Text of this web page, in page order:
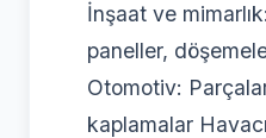
İnşaat ve
paneller,
Otomotiv:
kaplamalar